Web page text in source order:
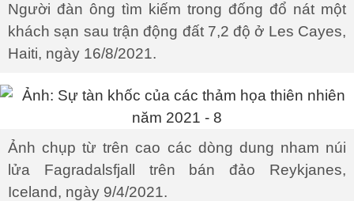
Người đàn ông tìm kiếm trong đống đổ nát một
khách sạn sau trận động đất 7,2 độ ở Les Cayes,
Haiti, ngày 16/8/2021.
Ảnh chụp từ trên cao các dòng dung nham núi
lửa Fagradalsfjall trên bán đảo Reykjanes,
Iceland, ngày 9/4/2021.